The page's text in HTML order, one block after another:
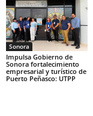
Sonora
Impulsa Gobierno de
Sonora fortalecimiento
empresarial y turístico de
Puerto Peñasco: UTPP